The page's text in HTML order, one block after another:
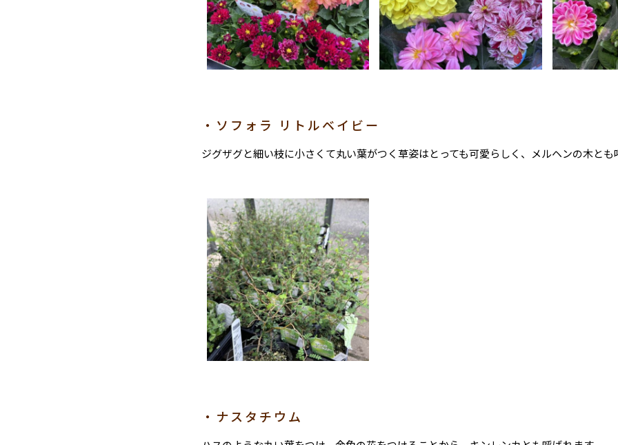
・ソフォラ リトルベイビー
ジグザグと細い枝に小さくて丸い葉がつく草姿はとっても可愛らしく、メルヘンの木と
・ナスタチウム